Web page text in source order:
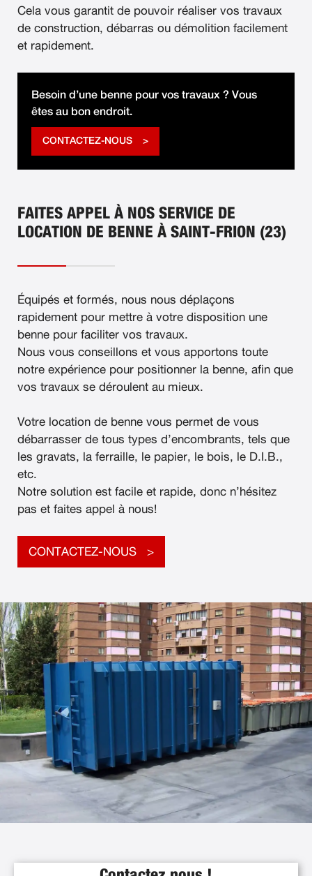
Cela vous garantit de pouvoir réaliser vos travaux
de construction, débarras ou démolition facilement
et rapidement.
Besoin d’une benne pour vos travaux ? Vous
êtes au bon endroit.
CONTACTEZ-NOUS
FAITES APPEL À NOS SERVICE DE
LOCATION DE BENNE À SAINT-FRION (23)
Équipés et formés, nous nous déplaçons
rapidement pour mettre à votre disposition une
benne pour faciliter vos travaux.
Nous vous conseillons et vous apportons toute
notre expérience pour positionner la benne, afin que
vos travaux se déroulent au mieux.
Votre location de benne vous permet de vous
débarrasser de tous types d’encombrants, tels que
les gravats, la ferraille, le papier, le bois, le D.I.B.,
etc.
Notre solution est facile et rapide, donc n’hésitez
pas et faites appel à nous!
CONTACTEZ-NOUS